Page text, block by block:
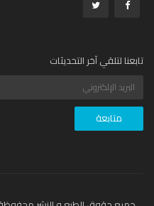
لتلقي آخر التحديثات